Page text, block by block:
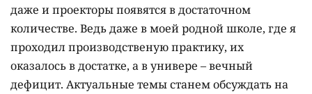
даже и проекторы появятся в достаточном
количестве. Ведь даже в моей родной школе, где я
проходил производственую практику, их
оказалось в достатке, а в универе – вечный
дефицит. Актуальные темы станем обсуждать на